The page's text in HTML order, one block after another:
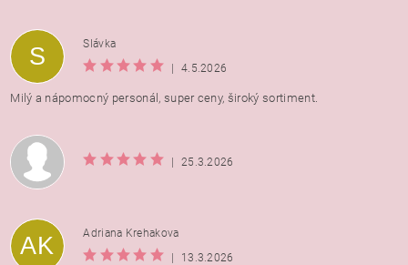
Vložením hodnotenie súhlasíte s
osobných údajov
S
Slávka
|
4.5.2026
Milý a nápomocný personál, super ceny, široký sortiment.
| 25.3.2026
AK
Adriana Krehakova
|
13.3.2026